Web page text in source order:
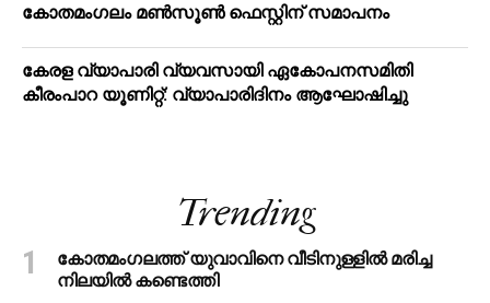
കോതമംഗലം മൺസൂൺ ഫെസ്റ്റിന് സമാപനം
കേരള വ്യാപാരി വ്യവസായി ഏകോപനസമിതി
കീരംപാറ യൂണിറ്റ്: വ്യാപാരിദിനം ആഘോഷിച്ചു
Trending
കോതമംഗലത്ത് യുവാവിനെ വീടിനുള്ളിൽ മരിച്ച
നിലയിൽ കണ്ടെത്തി